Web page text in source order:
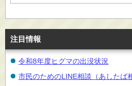
注目情報
令和8年度ヒグマの出没状況
市民のためのLINE相談（あしたば